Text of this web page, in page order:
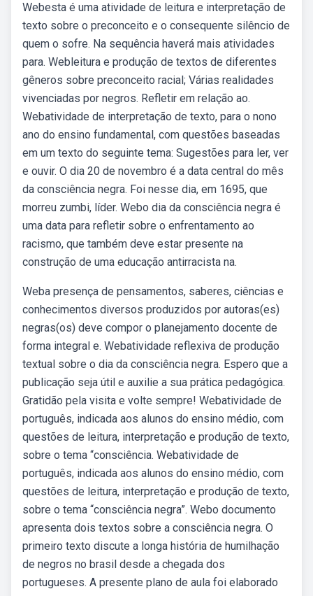
Webesta é uma atividade de leitura e interpretação de
texto sobre o preconceito e o consequente silêncio de
quem o sofre. Na sequência haverá mais atividades
para. Webleitura e produção de textos de diferentes
gêneros sobre preconceito racial; Várias realidades
vivenciadas por negros. Refletir em relação ao.
Webatividade de interpretação de texto, para o nono
ano do ensino fundamental, com questões baseadas
em um texto do seguinte tema: Sugestões para ler, ver
e ouvir. O dia 20 de novembro é a data central do mês
da consciência negra. Foi nesse dia, em 1695, que
morreu zumbi, líder. Webo dia da consciência negra é
uma data para refletir sobre o enfrentamento ao
racismo, que também deve estar presente na
construção de uma educação antirracista na.
Weba presença de pensamentos, saberes, ciências e
conhecimentos diversos produzidos por autoras(es)
negras(os) deve compor o planejamento docente de
forma integral e. Webatividade reflexiva de produção
textual sobre o dia da consciência negra. Espero que a
publicação seja útil e auxilie a sua prática pedagógica.
Gratidão pela visita e volte sempre! Webatividade de
português, indicada aos alunos do ensino médio, com
questões de leitura, interpretação e produção de texto,
sobre o tema “consciência. Webatividade de
português, indicada aos alunos do ensino médio, com
questões de leitura, interpretação e produção de texto,
sobre o tema “consciência negra”. Webo documento
apresenta dois textos sobre a consciência negra. O
primeiro texto discute a longa história de humilhação
de negros no brasil desde a chegada dos
portugueses. A presente plano de aula foi elaborado